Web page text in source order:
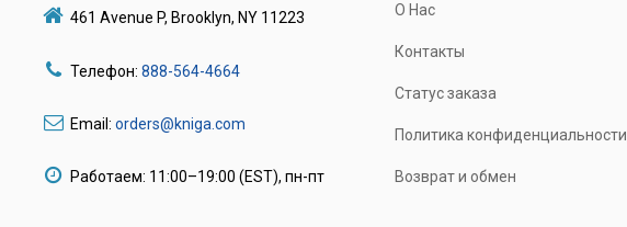
461 Avenue P, Brooklyn, NY 11223
Телефон: 888-564-4664
Email: orders@kniga.com
Работаем: 11:00–19:00 (EST), пн-пт
О Нас
Контакты
Статус заказа
Политика конфиденциальности
Возврат и обмен